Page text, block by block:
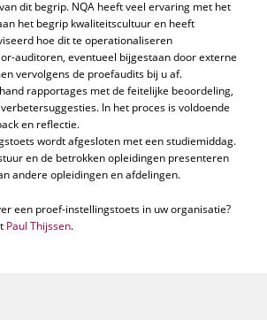
dit begrip. NQA heeft veel ervaring met het
het begrip kwaliteitscultuur en heeft
hoe dit te operationaliseren
auditoren, eventueel bijgestaan door externe
vervolgens de proefaudits bij u af.
rapportages met de feitelijke beoordeling,
In het proces is voldoende
en reflectie.
wordt afgesloten met een studiemiddag.
en de betrokken opleidingen presenteren
andere opleidingen en afdelingen.
een proef-instellingstoets in uw organisatie?
Paul Thijssen.